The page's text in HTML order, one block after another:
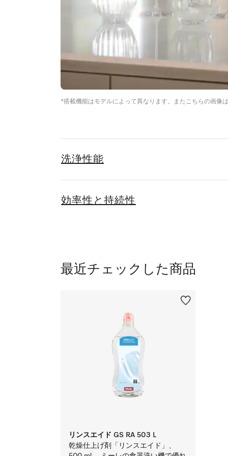
*搭載機能はモデルによって異なります。またこちらの画像
洗浄性能
効率性と持続性
最近チェックした商品
リンスエイド GS RA 503 L
乾燥仕上げ剤「リンスエイド」、